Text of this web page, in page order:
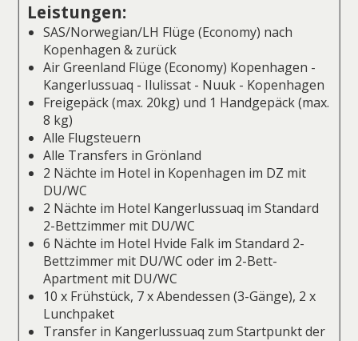
Leistungen:
SAS/Norwegian/LH Flüge (Economy) nach
Kopenhagen & zurück
Air Greenland Flüge (Economy) Kopenhagen -
Kangerlussuaq - Ilulissat - Nuuk - Kopenhagen
Freigepäck (max. 20kg) und 1 Handgepäck (max.
8 kg)
Alle Flugsteuern
Alle Transfers in Grönland
2 Nächte im Hotel in Kopenhagen im DZ mit
DU/WC
2 Nächte im Hotel Kangerlussuaq im Standard
2-Bettzimmer mit DU/WC
6 Nächte im Hotel Hvide Falk im Standard 2-
Bettzimmer mit DU/WC oder im 2-Bett-
Apartment mit DU/WC
10 x Frühstück, 7 x Abendessen (3-Gänge), 2 x
Lunchpaket
Transfer in Kangerlussuaq zum Startpunkt der